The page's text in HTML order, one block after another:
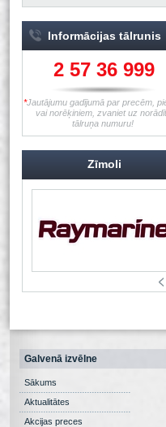
Informācijas tālrunis
2 57 36 999
*Jautājumu gadījumā par precēm,
vai norēķiniem, zvaniet uz
tālruņa numuru!
Zīmoli
Galvenā izvēlne
Sākums
Aktualitātes
Akcijas preces